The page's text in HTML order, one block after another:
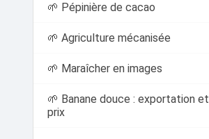
🌱 Pépinière de cacao
🌱 Agriculture mécanisée
🌱 Maraîcher en images
🌱 Banane douce : exportation et
prix